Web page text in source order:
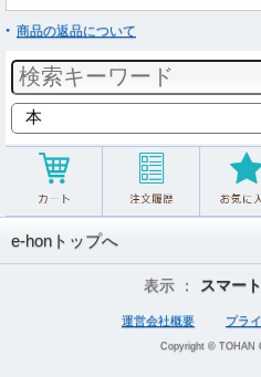
商品の返品について
e-honトップへ
表示 ： スマー
運営会社概要 プラ
Copyright © TOHAN